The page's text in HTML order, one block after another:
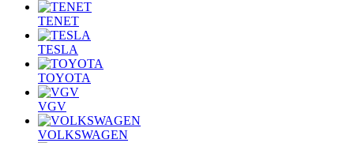
TENET
TESLA
TOYOTA
VGV
VOLKSWAGEN